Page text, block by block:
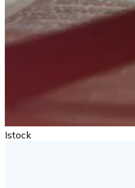
Istock